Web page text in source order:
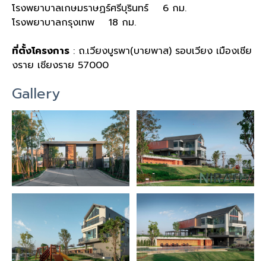
โรงพยาบาลเกษมราษฏร์ศรีบุรินทร์ 6 กม.
โรงพยาบาลกรุงเทพ 18 กม.
ที่ตั้งโครงการ : ถ.เวียงบูรพา(บายพาส) รอบเวียง เมืองเชีย
งราย เชียงราย 57000
Gallery